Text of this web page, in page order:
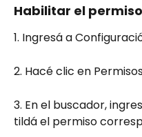
Habilitar el permiso
1. Ingresá a
2. Hacé clic en
3. En el buscador,
tildá el permiso